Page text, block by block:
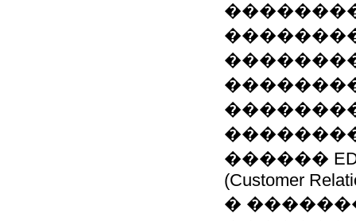
��������
������ EDI
(Customer
�